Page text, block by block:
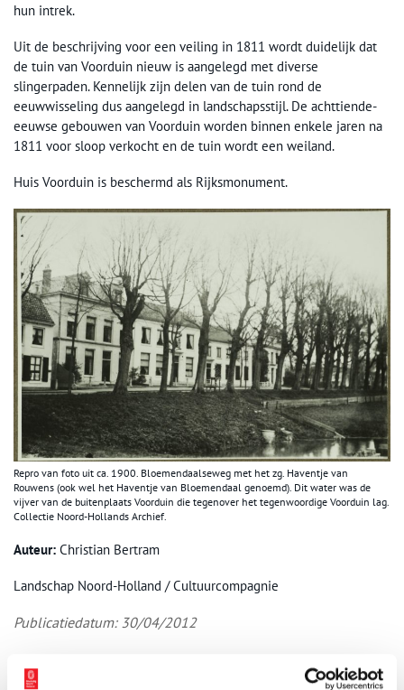
hun intrek.
Uit de beschrijving voor een veiling in 1811 wordt duidelijk dat
de tuin van Voorduin nieuw is aangelegd met diverse
slingerpaden. Kennelijk zijn delen van de tuin rond de
eeuwwisseling dus aangelegd in landschapsstijl. De achttiende-
eeuwse gebouwen van Voorduin worden binnen enkele jaren na
1811 voor sloop verkocht en de tuin wordt een weiland.
Huis Voorduin is beschermd als Rijksmonument.
Repro van foto uit ca. 1900. Bloemendaalseweg met het zg. Haventje van
Rouwens (ook wel het Haventje van Bloemendaal genoemd). Dit water was de
vijver van de buitenplaats Voorduin die tegenover het tegenwoordige Voorduin lag.
Collectie Noord-Hollands Archief.
Auteur: Christian Bertram
Landschap Noord-Holland / Cultuurcompagnie
Publicatiedatum: 30/04/2012